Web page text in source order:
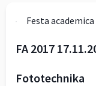
Festa academica
FA 2017
Fototechnika